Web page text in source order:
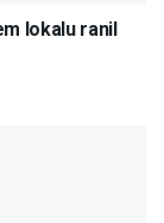
lokalu ranil